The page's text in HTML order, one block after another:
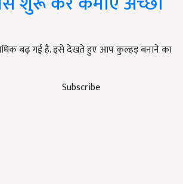
Subscribe
अधिक बढ़ गई है. इसे देखते हुए आप कुल्हड़ बनाने का